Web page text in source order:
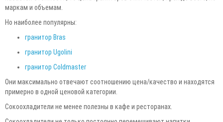
маркам и объемам.
Но наиболее популярны:
гранитор Bras
гранитор Ugolini
гранитор Coldmaster
Они максимально отвечают соотношению цена/качество и находятся
примерно в одной ценовой категории.
Сокоохладители не менее полезны в кафе и ресторанах.